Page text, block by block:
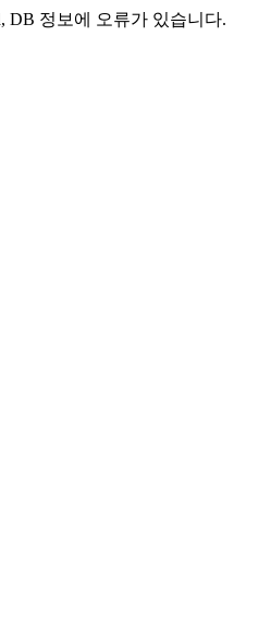
DB 정보에 오류가 있습니다.